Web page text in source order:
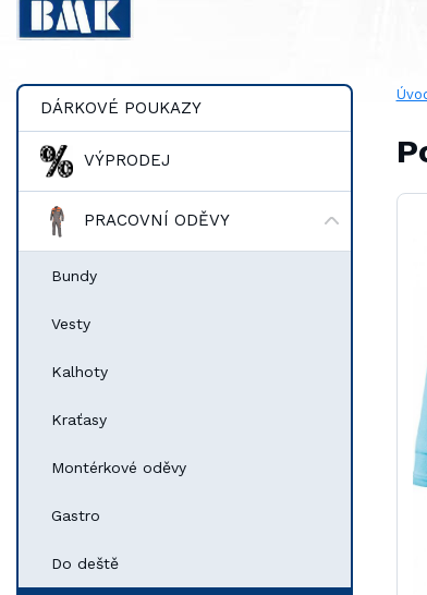
DÁRKOVÉ POUKAZY
VÝPRODEJ
PRACOVNÍ ODĚVY
Bundy
Vesty
Kalhoty
Kraťasy
Montérkové oděvy
Gastro
Do deště